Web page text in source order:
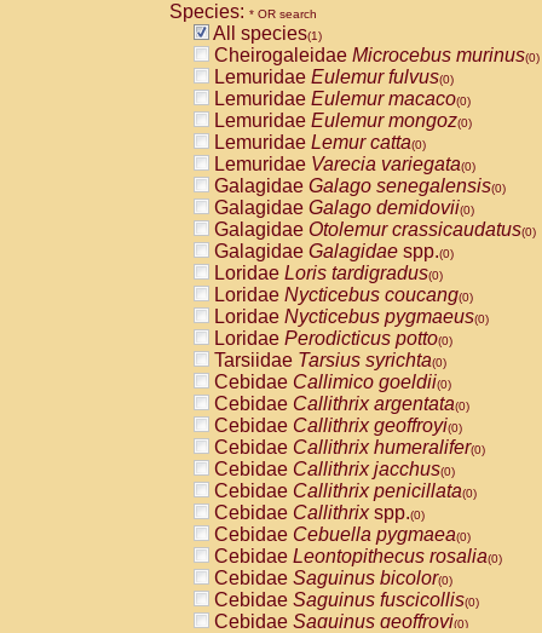
Species: * OR search
All species(1)
Cheirogaleidae Microcebus murinus(0)
Lemuridae Eulemur fulvus(0)
Lemuridae Eulemur macaco(0)
Lemuridae Eulemur mongoz(0)
Lemuridae Lemur catta(0)
Lemuridae Varecia variegata(0)
Galagidae Galago senegalensis(0)
Galagidae Galago demidovii(0)
Galagidae Otolemur crassicaudatus(0)
Galagidae Galagidae spp.(0)
Loridae Loris tardigradus(0)
Loridae Nycticebus coucang(0)
Loridae Nycticebus pygmaeus(0)
Loridae Perodicticus potto(0)
Tarsiidae Tarsius syrichta(0)
Cebidae Callimico goeldii(0)
Cebidae Callithrix argentata(0)
Cebidae Callithrix geoffroyi(0)
Cebidae Callithrix humeralifer(0)
Cebidae Callithrix jacchus(0)
Cebidae Callithrix penicillata(0)
Cebidae Callithrixspp.(0)
Cebidae Cebuella pygmaea(0)
Cebidae Leontopithecus rosalia(0)
Cebidae Saguinus bicolor(0)
Cebidae Saguinus fuscicollis(0)
Cebidae Saguinus geoffroyi(0)